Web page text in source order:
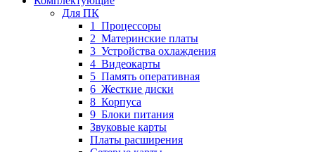
Для ПК
1_Процессоры
2_Материнские платы
3_Устройства охлаждения
4_Видеокарты
5_Память оперативная
6_Жесткие диски
8_Корпуса
9_Блоки питания
Звуковые карты
Платы расширения